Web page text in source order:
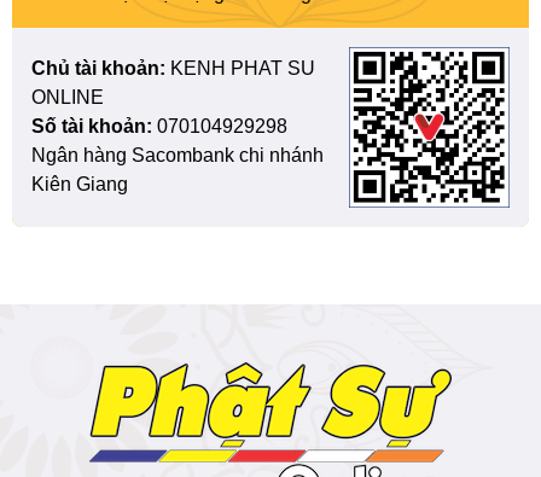
Chủ tài khoản: KENH PHAT SU
ONLINE
Số tài khoản: 070104929298
Ngân hàng Sacombank chi nhánh
Kiên Giang